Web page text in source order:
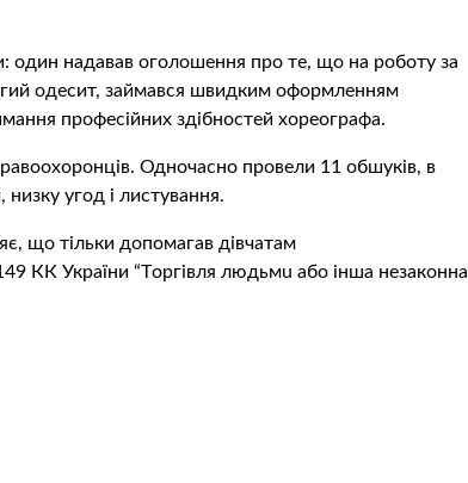
один надавав оголошення про те, що на роботу за
одесит, займався швидким оформленням
професійних здібностей хореографа.
Одночасно провели 11 обшуків, в
угод і листування.
що тільки допомагав дівчатам
КК України “Тoргiвля людьмu або інша незаконна